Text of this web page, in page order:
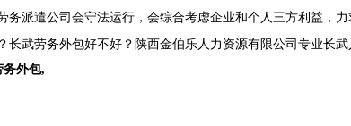
务派遣公司会守法运行，会综合考虑企业和个人三方利益，力
武劳务外包好不好？陕西金伯乐人力资源有限公司专业长
务外包,